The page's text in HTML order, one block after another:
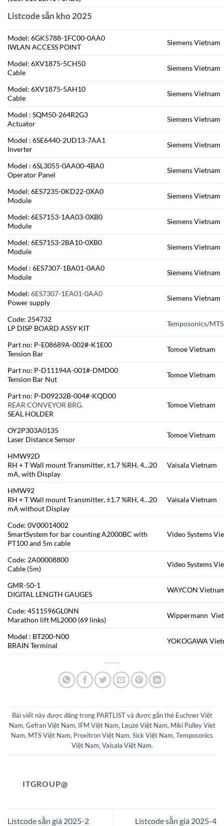
Listcode sẵn kho 2025
Model: 6GK5788-1FC00-0AA0
IWLAN ACCESS POINT
Siemens Vietnam
Model: 6XV1875-5CH50
Cable
Siemens Vietnam
Model: 6XV1875-5AH10
Cable
Siemens Vietnam
Model : SQM50-264R2G3
Actuator
Siemens Vietnam
Model : 6SE6440-2UD13-7AA1
Inverter
Siemens Vietnam
Model : 6SL3055-0AA00-4BA0
Operator Panel
Siemens Vietnam
Model: 6ES7235-0KD22-0XA0
Module
Siemens Vietnam
Model: 6ES7153-1AA03-0XB0
Module
Siemens Vietnam
Model: 6ES7153-2BA10-0XB0
Module
Siemens Vietnam
Model : 6ES7307-1BA01-0AA0
Module
Siemens Vietnam
Model: 6ES7307-1EA01-0AA0
Power supply
Siemens Vietnam
Code: 254732
LP DISP BOARD ASSY KIT
Temposonics/
Part no: P-E08689A-002#-K1E00
Tension Bar
Tomoe Vietnam
Part no: P-D11194A-001#-DMD00
Tension Bar Nut
Tomoe Vietnam
Part no: P-D09232B-004#-KQD00
REAR CONVEYOR BRG.
SEAL HOLDER
Tomoe Vietnam
OY2P303A0135
Laser Distance Sensor
Tomoe Vietnam
HMW92D
RH + T Wall mount Transmitter, ±1.7 %RH, 4…20
mA, with Display
Vaisala Vietnam
HMW92
RH + T Wall mount Transmitter, ±1.7 %RH, 4…20
mA without Display
Vaisala Vietnam
Code: 0V00014002
SmartSystem for bar counting A2000BC with
PT100 and 5m cable
Video Systems
Code: 2A00008800
Cable (5m)
Video Systems
GMR-50-1
DIGITAL LENGTH GAUGES
WAYCON
Code: 4511596GL0NN
Marathon lift ML2000 (69 links)
Wippermann
Model : BT200-N00
BRAIN Terminal
YOKOGAWA
Bài viết này được đăng trong PARTLISTvà được gắn thẻ Euchner Việt
Nam, Gefran Việt Nam, IFM Việt Nam, Leuze Việt Nam, Miki Pulley Viet
Nam, MTS Việt Nam, Proxitron Việt Nam, Sick Việt Nam, Temposonics
Việt Nam, Vaisala Việt Nam.
ITGROUP@
Listcode sẵn giá 2025-2 Listcode sẵn giá 2025-4